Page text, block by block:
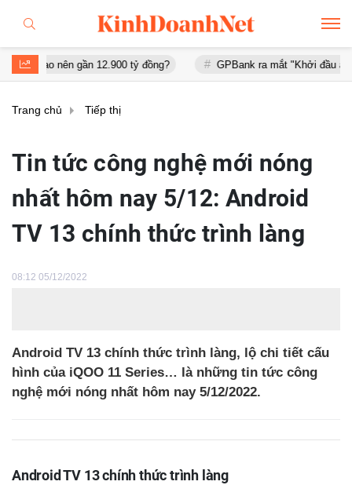
gần 12.900 tỷ đồng? GPBank ra mắt "Khởi đầu an cư", đồng
Trang chủ Tiếp thị
Tin tức công nghệ mới nóng
nhất hôm nay 5/12: Android
TV 13 chính thức trình làng
08:12 05/12/2022
Android TV 13 chính thức trình làng, lộ chi tiết cấu
hình của iQOO 11 Series… là những tin tức công
nghệ mới nóng nhất hôm nay 5/12/2022.
Android TV 13 chính thức trình làng